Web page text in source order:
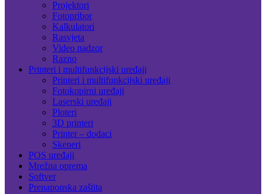
Projektori
Fotopribor
Kalkulatori
Rasvjeta
Video nadzor
Razno
Printeri i multifunkcijski uređaji
Printeri i multifunkcijski uređaji
Fotokopirni uređaji
Laserski uređaji
Ploteri
3D printeri
Printer – dodaci
Skeneri
POS uređaji
Mrežna oprema
Softver
Prenaponska zaštita